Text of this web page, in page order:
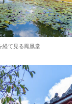
経て見る鳳凰堂